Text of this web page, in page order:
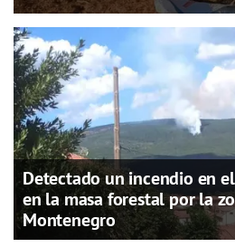
Detectado un incendio en
en la masa forestal por la
Montenegro